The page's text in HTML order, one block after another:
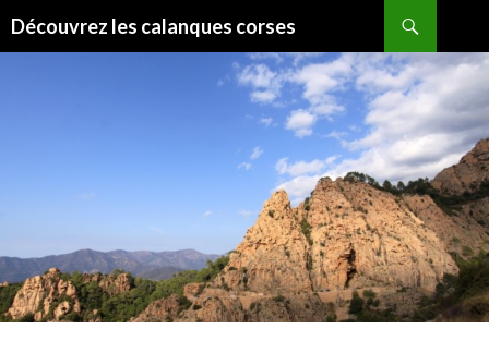
Découvrez les calanques corses